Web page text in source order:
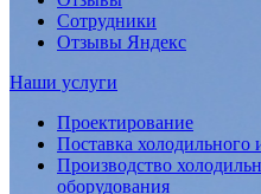
Сотрудники
Отзывы Яндекс
Наши услуги
Проектирование
Поставка холодильного
Производство
оборудования